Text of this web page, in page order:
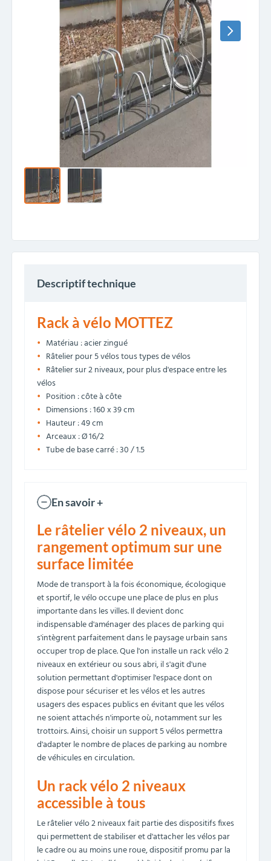
Descriptif technique
Rack à vélo MOTTEZ
Matériau : acier zingué
Râtelier pour 5 vélos tous types de vélos
Râtelier sur 2 niveaux, pour plus d'espace entre les
vélos
Position : côte à côte
Dimensions : 160 x 39 cm
Hauteur : 49 cm
Arceaux : Ø 16/2
Tube de base carré : 30 / 1.5
En savoir +
Le râtelier vélo 2 niveaux, un
rangement optimum sur une
surface limitée
Mode de transport à la fois économique, écologique
et sportif, le vélo occupe une place de plus en plus
importante dans les villes. Il devient donc
indispensable d'aménager des places de parking qui
s'intègrent parfaitement dans le paysage urbain sans
occuper trop de place. Que l'on installe un rack vélo 2
niveaux en extérieur ou sous abri, il s'agit d'une
solution permettant d'optimiser l'espace dont on
dispose pour sécuriser et les vélos et les autres
usagers des espaces publics en évitant que les vélos
ne soient attachés n'importe où, notamment sur les
trottoirs. Ainsi, choisir un support 5 vélos permettra
d'adapter le nombre de places de parking au nombre
de véhicules en circulation.
Un rack vélo 2 niveaux
accessible à tous
Le râtelier vélo 2 niveaux fait partie des dispositifs fixes
qui permettent de stabiliser et d'attacher les vélos par
le cadre ou au moins une roue, dispositif promu par la